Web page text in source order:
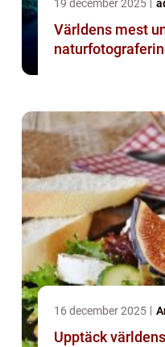
19 december 2025
Världens mest
16 december 2025
Upptäck